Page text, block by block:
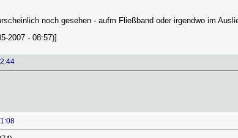
noch gesehen - aufm Fließband oder irgendwo im
2007 - 08:57)]